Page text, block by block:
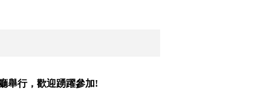
舉行，歡迎踴躍參加!